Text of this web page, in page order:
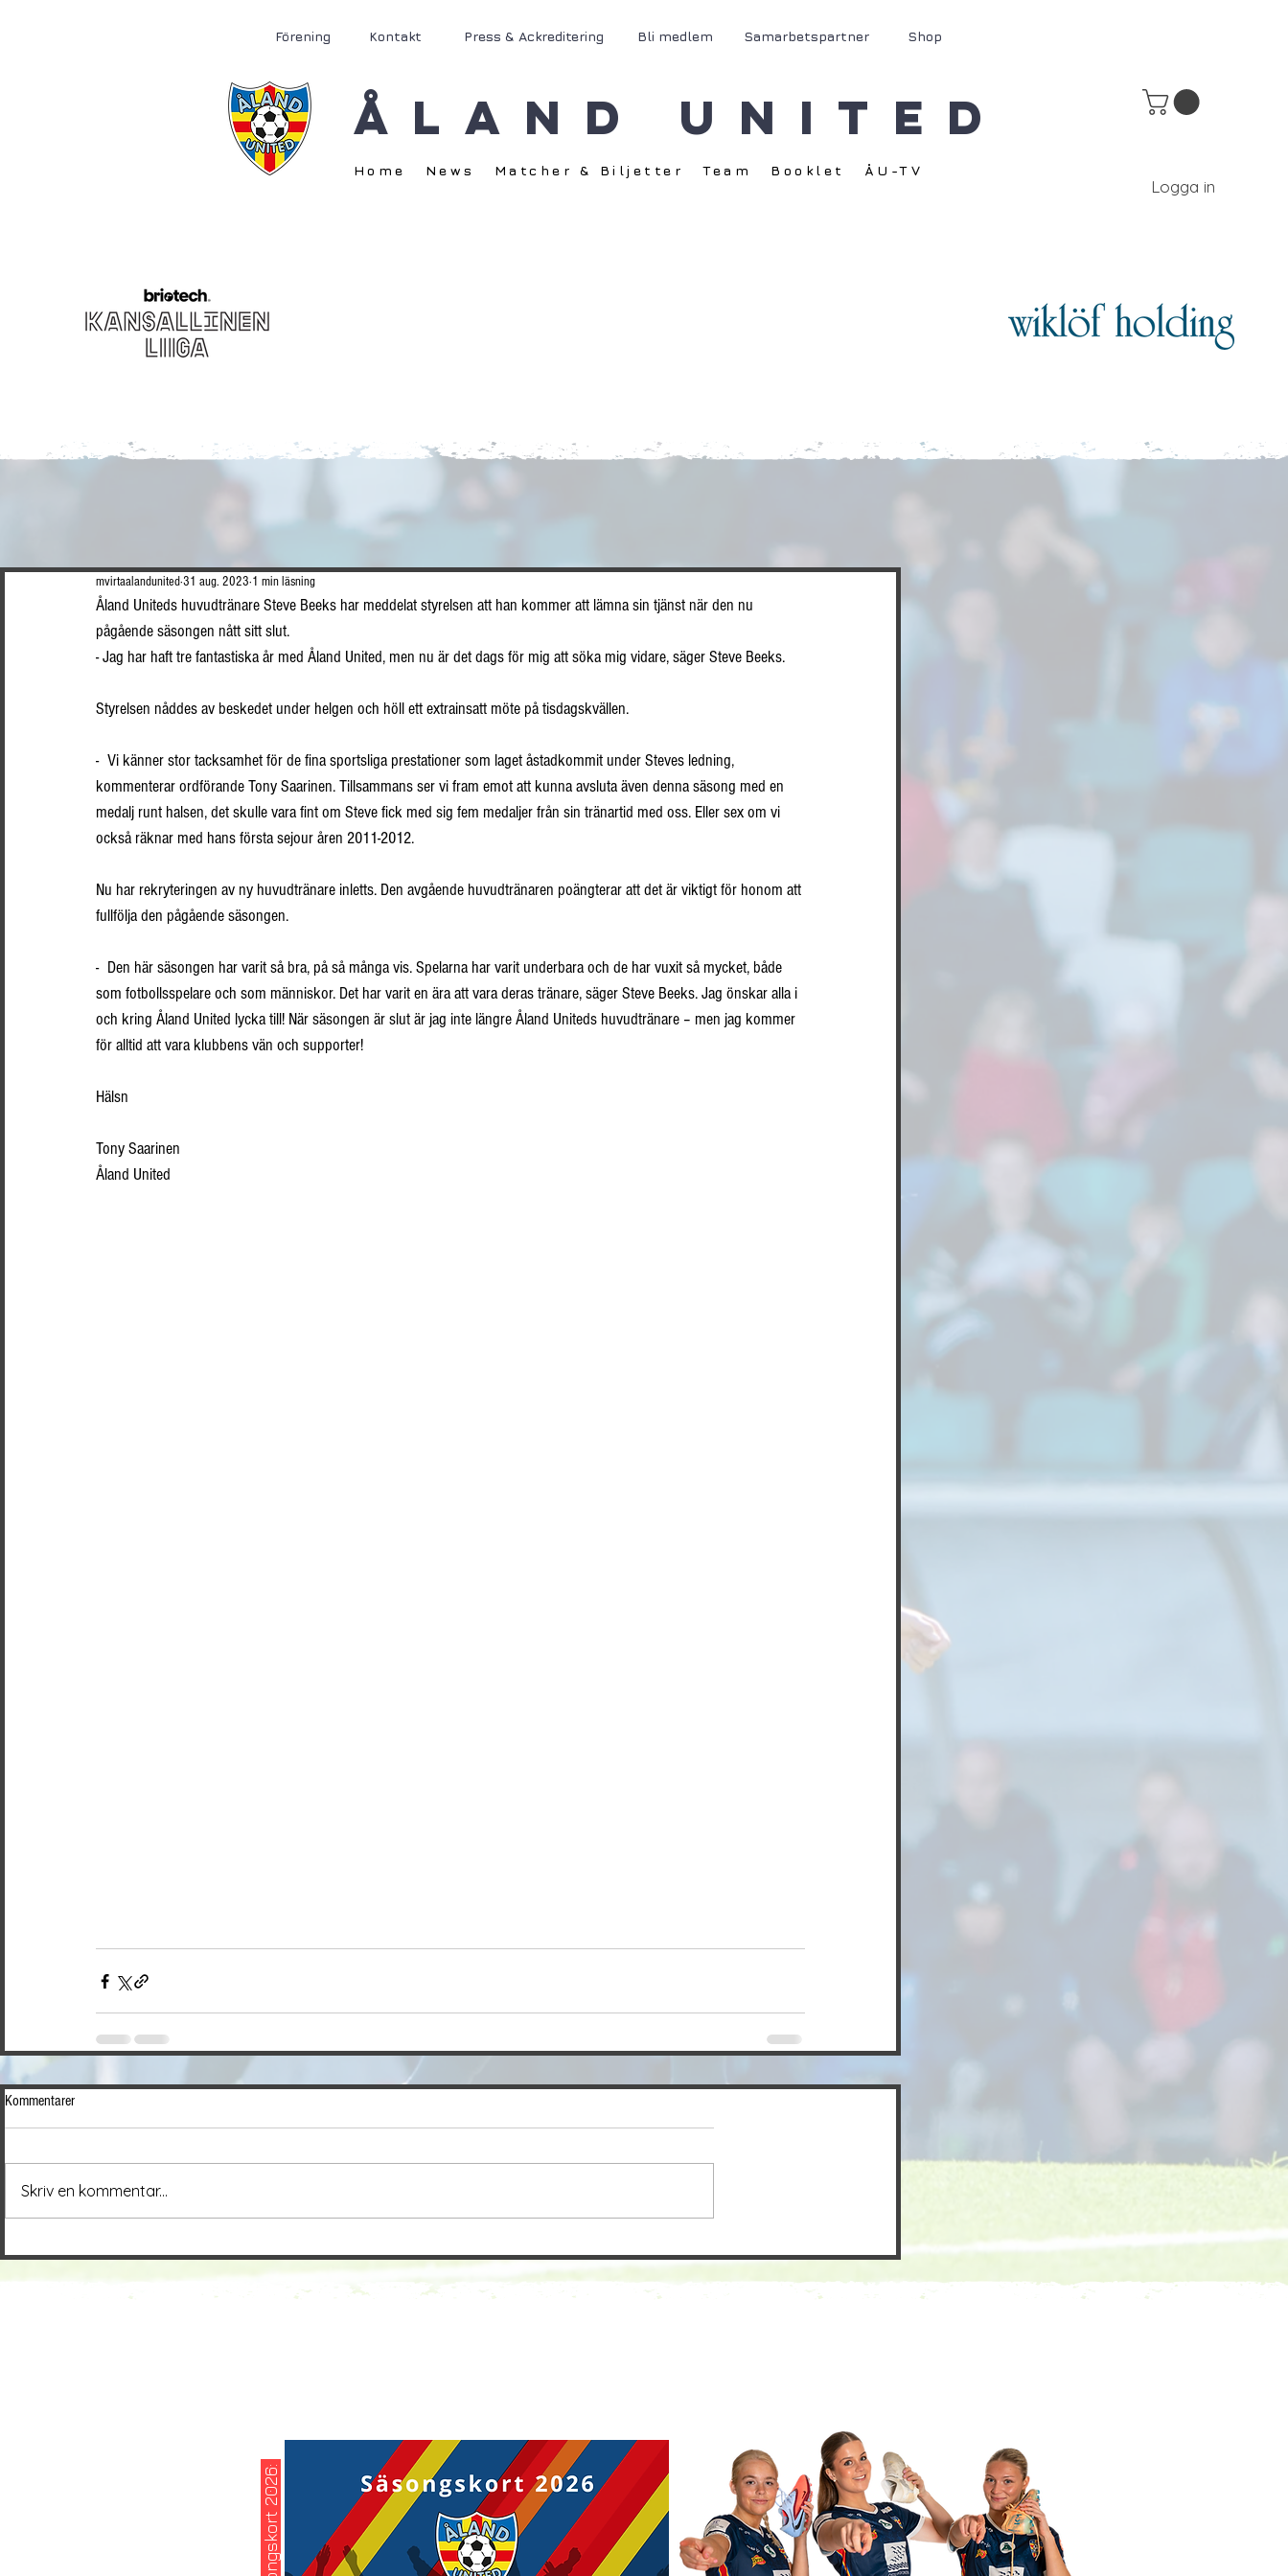
Förening Kontakt Press & Ackreditering Bli medlem Samarbetspartner Shop
Åland United
Home News Matcher & Biljetter Team Booklet ÅU-TV
Logga in
mvirtaalandunited 31 aug. 2023 1 min läsning
Åland Uniteds huvudtränare Steve Beeks har meddelat styrelsen att han kommer att lämna sin tjänst när den nu
pågående säsongen nått sitt slut.
- Jag har haft tre fantastiska år med Åland United, men nu är det dags för mig att söka mig vidare, säger Steve Beeks.
Styrelsen nåddes av beskedet under helgen och höll ett extrainsatt möte på tisdagskvällen.
- Vi känner stor tacksamhet för de fina sportsliga prestationer som laget åstadkommit under Steves ledning,
kommenterar ordförande Tony Saarinen. Tillsammans ser vi fram emot att kunna avsluta även denna säsong med en
medalj runt halsen, det skulle vara fint om Steve fick med sig fem medaljer från sin tränartid med oss. Eller sex om vi
också räknar med hans första sejour åren 2011-2012.
Nu har rekryteringen av ny huvudtränare inletts. Den avgående huvudtränaren poängterar att det är viktigt för honom att
fullfölja den pågående säsongen.
- Den här säsongen har varit så bra, på så många vis. Spelarna har varit underbara och de har vuxit så mycket, både
som fotbollsspelare och som människor. Det har varit en ära att vara deras tränare, säger Steve Beeks. Jag önskar alla i
och kring Åland United lycka till! När säsongen är slut är jag inte längre Åland Uniteds huvudtränare – men jag kommer
för alltid att vara klubbens vän och supporter!
Hälsn
Tony Saarinen
Åland United
Kommentarer
Skriv en kommentar...